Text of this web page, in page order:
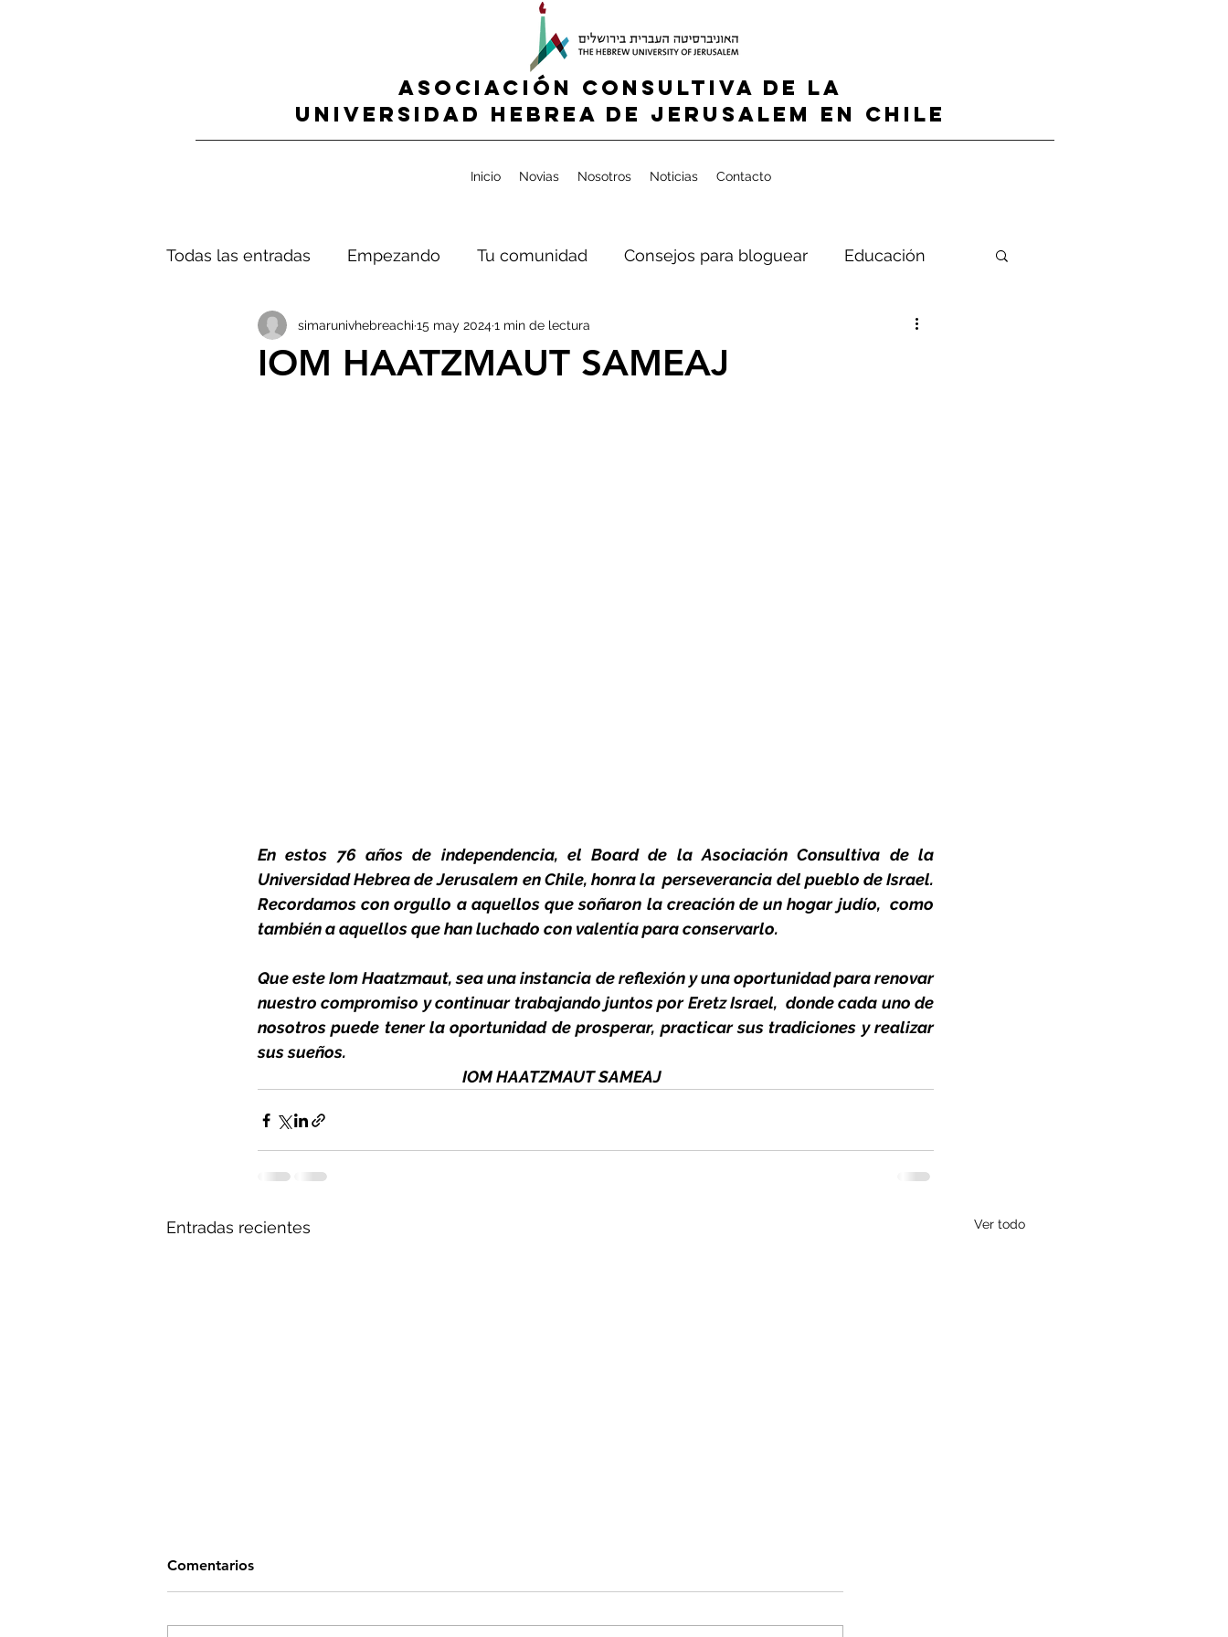
ASOCIACIÓN CONSULTIVA DE LA
UNIVERSIDAD HEBREA de jerusalem en CHILE
Inicio Novias Nosotros Noticias Contacto
Todas las entradas Empezando Tu comunidad Consejos para bloguear Educación
IOM HAATZMAUT SAMEAJ
simarunivhebreachi 15 may 20241 min de lectura
En estos 76 años de independencia, el Board de la Asociación Consultiva de la
Universidad Hebrea de Jerusalem en Chile, honra la  perseverancia del pueblo de Israel.
Recordamos con orgullo a aquellos que soñaron la creación de un hogar judío,  como
también a aquellos que han luchado con valentía para conservarlo.
Que este Iom Haatzmaut, sea una instancia de reflexión y una oportunidad para renovar
nuestro compromiso y continuar trabajando juntos por Eretz Israel,  donde cada uno de
nosotros puede tener la oportunidad de prosperar, practicar sus tradiciones y realizar
sus sueños.
IOM HAATZMAUT SAMEAJ
Entradas recientes Ver todo
Comentarios